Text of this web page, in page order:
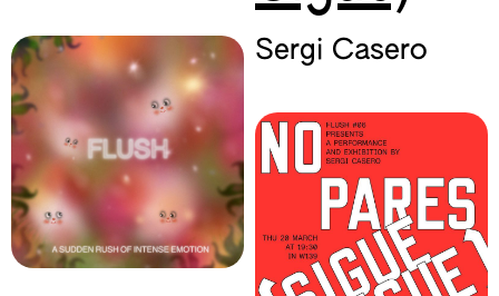
Sergi Casero